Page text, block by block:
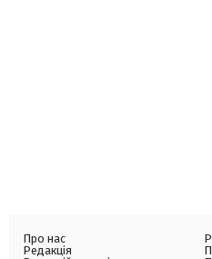
Про нас
Редакція